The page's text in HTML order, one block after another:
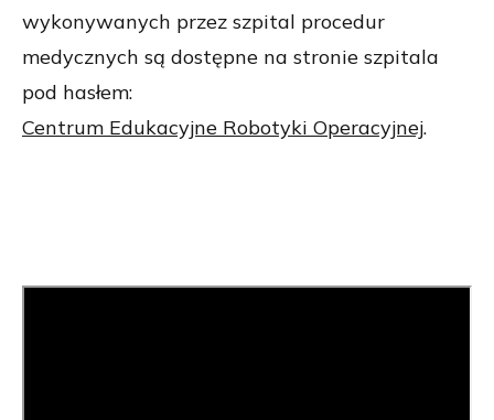
wykonywanych przez szpital procedur
medycznych są dostępne na stronie szpitala
pod hasłem:
Centrum Edukacyjne Robotyki Operacyjnej.